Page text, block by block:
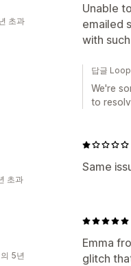
Unable
emailed
with
초과
답글
We're
to
Same
초과
Emma
glitch
5년